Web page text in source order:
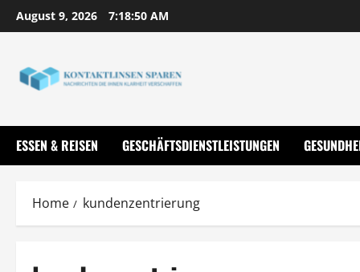
Skip
to
August 9, 2026 7:18:51 AM
ESSEN & REISEN GESCHÄFTSDIENSTLEISTUNGEN
Home kundenzentrierung